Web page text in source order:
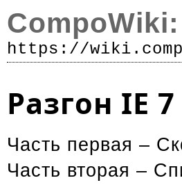
https://
Разгон IE 7
Часть первая –
Часть вторая –